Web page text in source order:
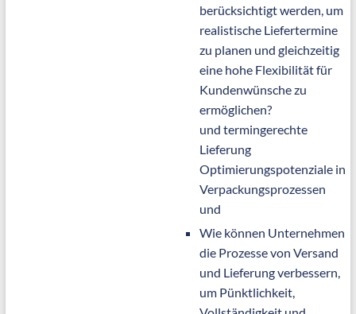
berücksichtigt werden, um
realistische Liefertermine
zu planen und gleichzeitig
eine hohe Flexibilität für
Kundenwünsche zu
ermöglichen?
und termingerechte
Lieferung
Optimierungspotenziale in
Verpackungsprozessen
und
Wie können Unternehmen
die Prozesse von Versand
und Lieferung verbessern,
um Pünktlichkeit,